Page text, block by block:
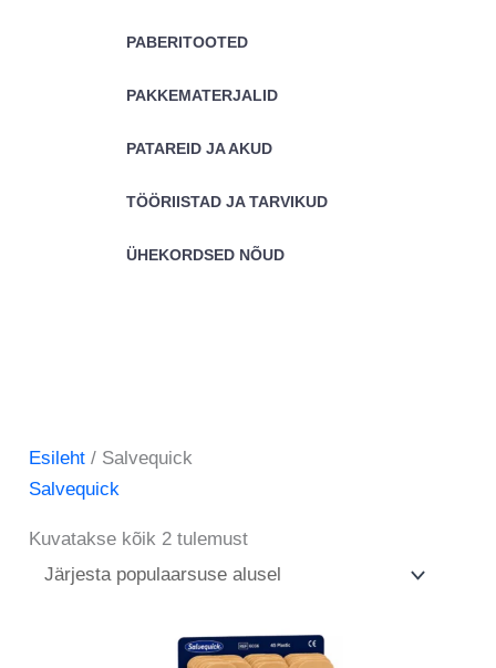
PABERITOOTED
PAKKEMATERJALID
PATAREID JA AKUD
TÖÖRIISTAD JA TARVIKUD
ÜHEKORDSED NÕUD
Esileht / Salvequick
Salvequick
Kuvatakse kõik 2 tulemust